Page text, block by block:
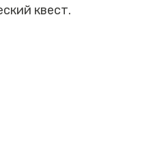
квест.